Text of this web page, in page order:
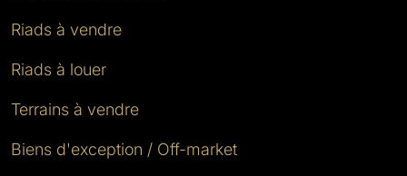
Riads à vendre
Riads à louer
Terrains à vendre
Biens d'exception / Off-market